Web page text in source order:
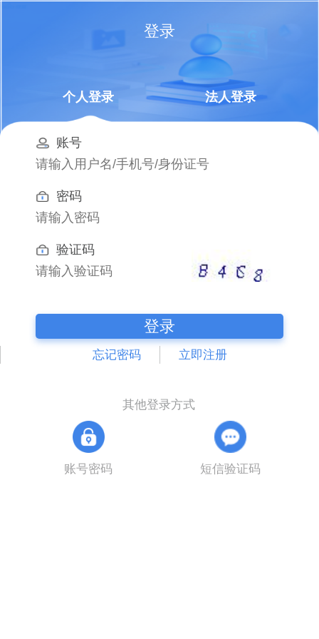
登录
个人登录 法人登录
账号
密码
验证码
登录
忘记密码 立即注册
其他登录方式
账号密码 短信验证码